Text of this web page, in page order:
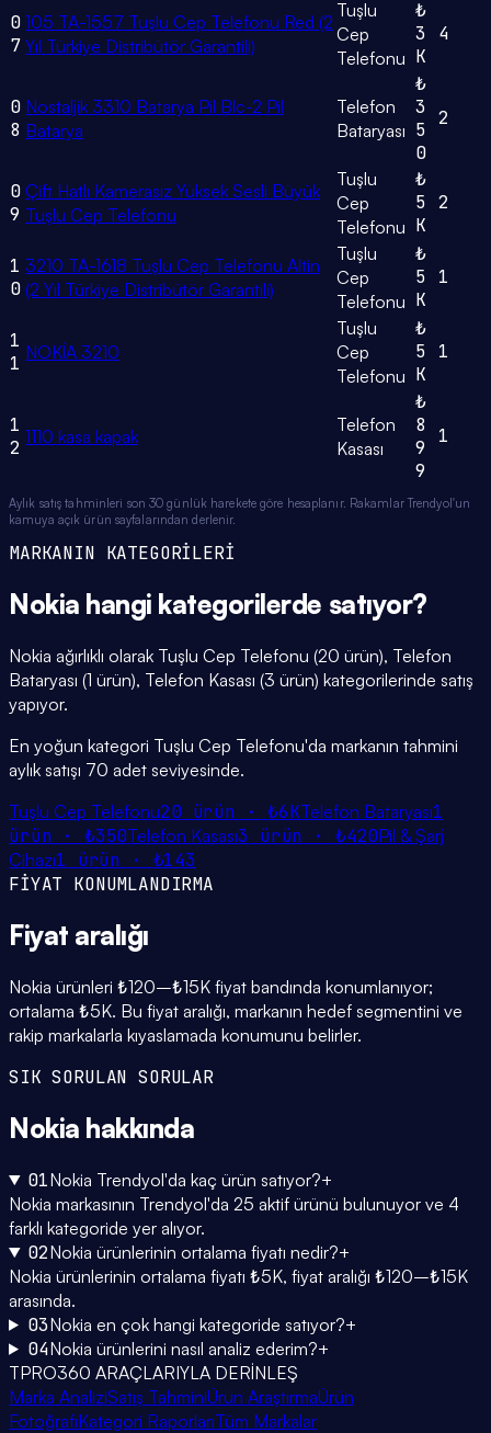
0
7
105 TA-1557 Tuşlu Cep Telefonu Red (2
Yıl Türkiye Distribütör Garantili)
Tuşlu
Cep
Telefonu
₺
3
K
4
0
8
Nostaljik 3310 Batarya Pil Blc-2 Pil
Batarya
Telefon
Bataryası
₺
3
5
0
2
0
9
Çift Hatlı Kamerasız Yüksek Sesli Büyük
Tuşlu Cep Telefonu
Tuşlu
Cep
Telefonu
₺
5
K
2
1
0
3210 TA-1618 Tuşlu Cep Telefonu Altin
(2 Yıl Türkiye Distribütör Garantili)
Tuşlu
Cep
Telefonu
₺
5
K
1
1
1 NOKİA 3210
Tuşlu
Cep
Telefonu
₺
5
K
1
1
2 1110 kasa kapak
Telefon
Kasası
₺
8
9
9
1
Aylık satış tahminleri son 30 günlük harekete göre hesaplanır. Rakamlar Trendyol'un
kamuya açık ürün sayfalarından derlenir.
MARKANIN KATEGORİLERİ
Nokia hangi kategorilerde satıyor?
Nokia ağırlıklı olarak Tuşlu Cep Telefonu (20 ürün), Telefon
Bataryası (1 ürün), Telefon Kasası (3 ürün) kategorilerinde satış
yapıyor.
En yoğun kategori Tuşlu Cep Telefonu'da markanın tahmini
aylık satışı 70 adet seviyesinde.
Tuşlu Cep Telefonu20ürün ·₺6KTelefon Bataryası1
ürün · ₺350Telefon Kasası3 ürün · ₺420Pil & Şarj
Cihazı1 ürün · ₺143
FİYAT KONUMLANDIRMA
Fiyat aralığı
Nokia ürünleri ₺120–₺15K fiyat bandında konumlanıyor;
ortalama ₺5K. Bu fiyat aralığı, markanın hedef segmentini ve
rakip markalarla kıyaslamada konumunu belirler.
SIK SORULAN SORULAR
Nokia hakkında
01Nokia Trendyol'da kaç ürün satıyor?+
Nokia markasının Trendyol'da 25 aktif ürünü bulunuyor ve 4
farklı kategoride yer alıyor.
02Nokia ürünlerinin ortalama fiyatı nedir?+
Nokia ürünlerinin ortalama fiyatı ₺5K, fiyat aralığı ₺120–₺15K
arasında.
03Nokia en çok hangi kategoride satıyor?+
04Nokia ürünlerini nasıl analiz ederim?+
TPRO360 ARAÇLARIYLA DERİNLEŞ
Marka AnaliziSatış TahminiÜrün AraştırmaÜrün
FotoğrafıKategori RaporlarıTüm Markalar